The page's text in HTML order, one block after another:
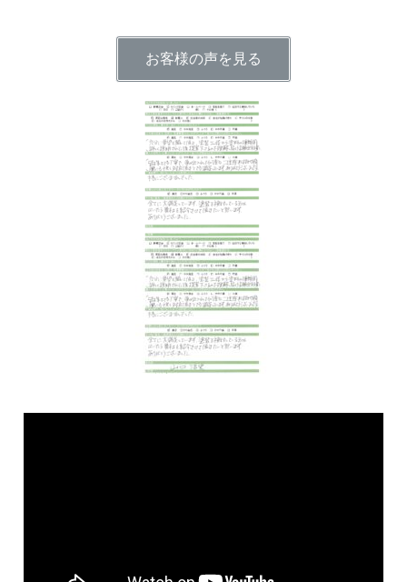
お客様の声を見る